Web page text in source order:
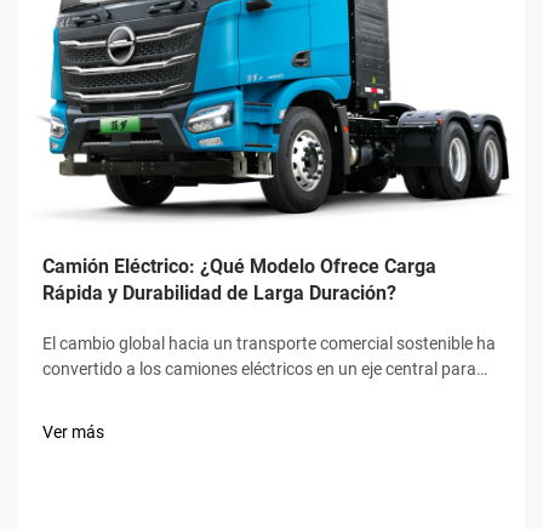
Camión Eléctrico: ¿Qué Modelo Ofrece Carga
Rápida y Durabilidad de Larga Duración?
El cambio global hacia un transporte comercial sostenible ha
convertido a los camiones eléctricos en un eje central para
Ver más